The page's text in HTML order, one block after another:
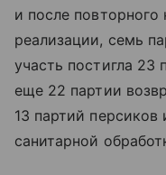
и после
реализации, семь
участь постигла
еще 22 партии
13 партий персиков
санитарной